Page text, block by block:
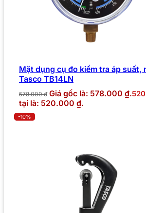
Mặt dụng cụ đo kiểm tra áp suất,
Tasco TB14LN
578.000₫ Giá gốc là: 578.000 ₫.
tại là: 520.000 ₫.
-10%